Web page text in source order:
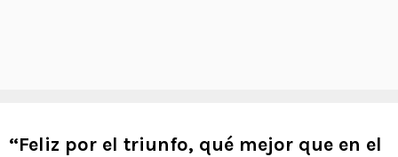
“Feliz por el triunfo, qué mejor que en el